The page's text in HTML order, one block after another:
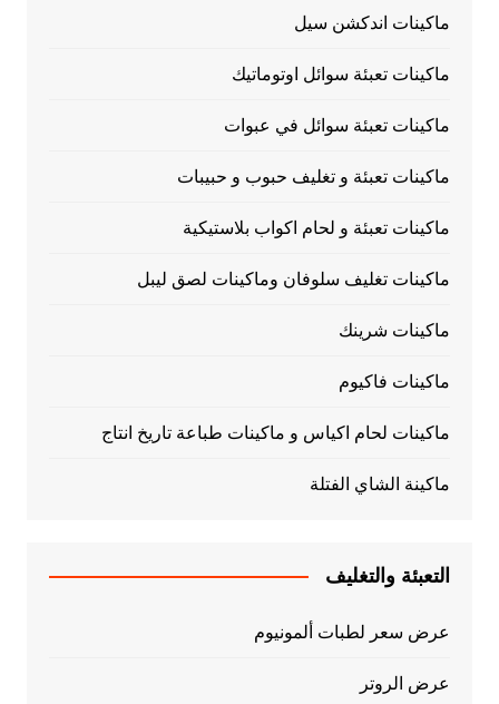
ماكينات اندكشن سيل
ماكينات تعبئة سوائل اوتوماتيك
ماكينات تعبئة سوائل في عبوات
ماكينات تعبئة و تغليف حبوب و حبيبات
ماكينات تعبئة و لحام اكواب بلاستيكية
ماكينات تغليف سلوفان وماكينات لصق ليبل
ماكينات شرينك
ماكينات فاكيوم
ماكينات لحام اكياس و ماكينات طباعة تاريخ انتاج
ماكينة الشاي الفتلة
التعبئة والتغليف
عرض سعر لطبات ألمونيوم
عرض الروتر